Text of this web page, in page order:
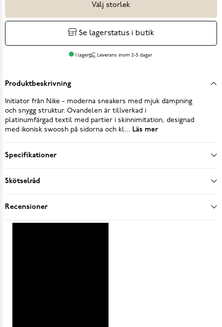
Välj storlek
Se lagerstatus i butik
I lager Leverans inom 2-5 dagar
Produktbeskrivning
Initiator från Nike - moderna sneakers med mjuk dämpning
och snygg struktur. Ovandelen är tillverkad i
platinumfärgad textil med partier i skinnimitation, designad
med ikonisk swoosh på sidorna och kl... Läs mer
Specifikationer
Skötselråd
Recensioner